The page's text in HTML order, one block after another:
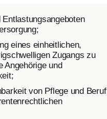
Landeskonferenzen
Vorpommern
eines einheitlichen,
Zugangs zu
Angehörige und
von Pflege und Beruf